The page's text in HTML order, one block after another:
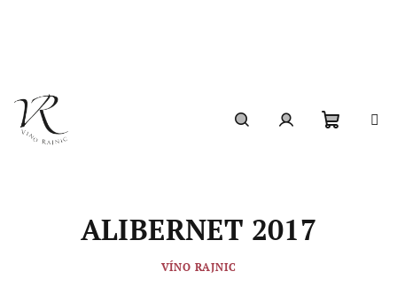
ALIBERNET 2017
VÍNO RAJNIC